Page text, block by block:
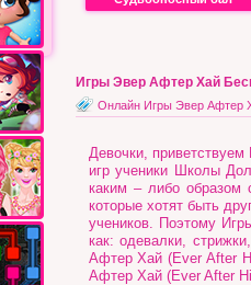
Игры Эвер Афтер Хай
Онлайн Игры Эвер Афтер
Девочки,
игр ученики Школы
каким – либо образом
которые хотят быть
учеников. Поэтому
как: одевалки,
Афтер Хай (Ever After
Афтер Хай (Ever After